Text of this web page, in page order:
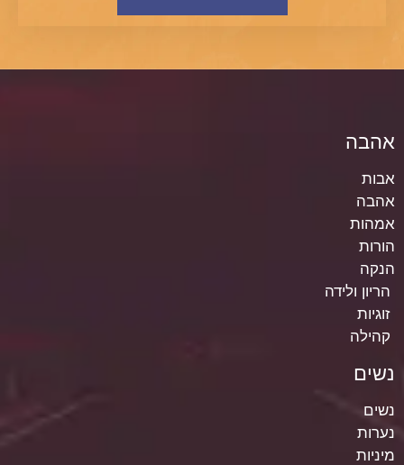
אהבה
אבות
אהבה
אמהות
הורות
הנקה
הריון ולידה
זוגיות
קהילה
נשים
נשים
נערות
מיניות